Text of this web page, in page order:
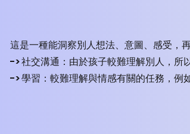
這是一種能洞察別人想法、意圖、感受，
->​ 社交溝通：由於孩子較難理解別人，所
-> 學習：較難理解與情感有關的任務，例